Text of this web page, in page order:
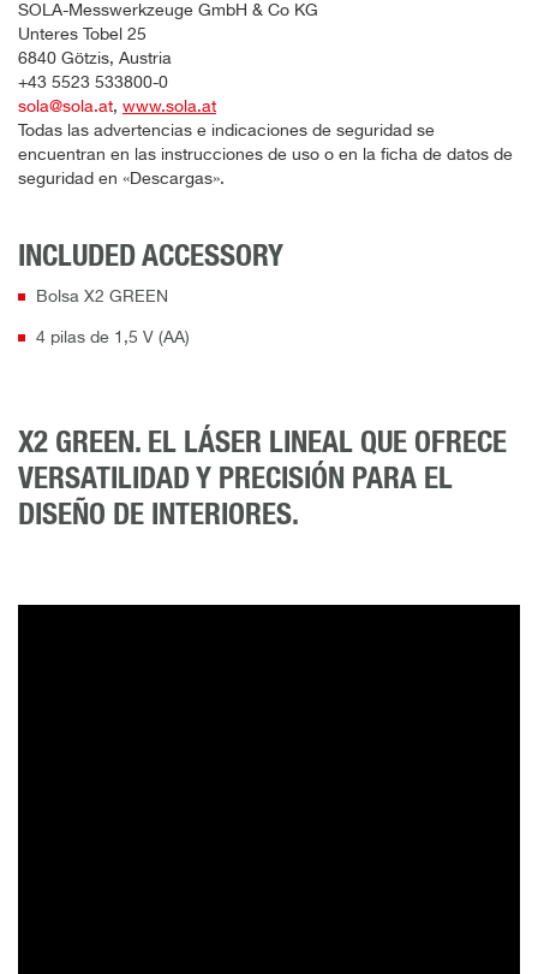
SOLA-Messwerkzeuge GmbH & Co KG
Unteres Tobel 25
6840 Götzis, Austria
+43 5523 533800-0
sola@sola.at, www.sola.at
Todas las advertencias e indicaciones de seguridad se
encuentran en las instrucciones de uso o en la ficha de datos de
seguridad en «Descargas».
INCLUDED ACCESSORY
Bolsa X2 GREEN
4 pilas de 1,5 V (AA)
X2 GREEN. EL LÁSER LINEAL QUE OFRECE
VERSATILIDAD Y PRECISIÓN PARA EL
DISEÑO DE INTERIORES.